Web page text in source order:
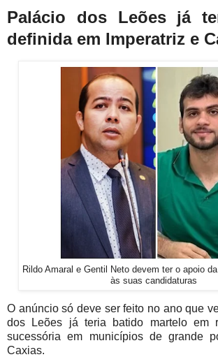
Palácio dos Leões já
definida em Imperatriz e
Rildo Amaral e Gentil Neto devem ter o apoio
às suas candidaturas
O anúncio só deve ser feito no ano que
dos Leões já teria batido martelo em
sucessória em municípios de grande
Caxias.